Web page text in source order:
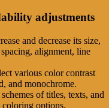
adjustments
and decrease its size,
alignment, line
various color contrast
and monochrome.
of titles, texts, and
options.